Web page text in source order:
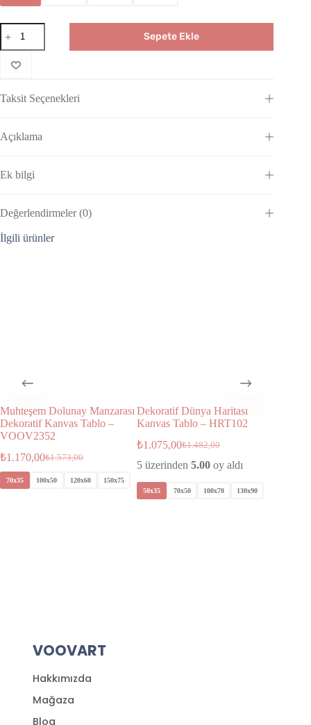
Sepete Ekle
Taksit Seçenekleri
Açıklama
Ek bilgi
Değerlendirmeler (0)
İlgili ürünler
Muhteşem Dolunay Manzarası
Dekoratif Kanvas Tablo –
VOOV2352
₺1.573,00
₺1.170,00
70x35 100x50 120x60 150x75
Dekoratif Dünya Haritası
Kanvas Tablo – HRT102
₺1.482,00
₺1.075,00
5 üzerinden5.00 oy aldı
50x35 70x50 100x70 130x90
VOOVART
Hakkımızda
Mağaza
Blog